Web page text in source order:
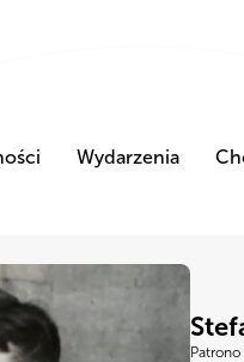
Wydarzenia